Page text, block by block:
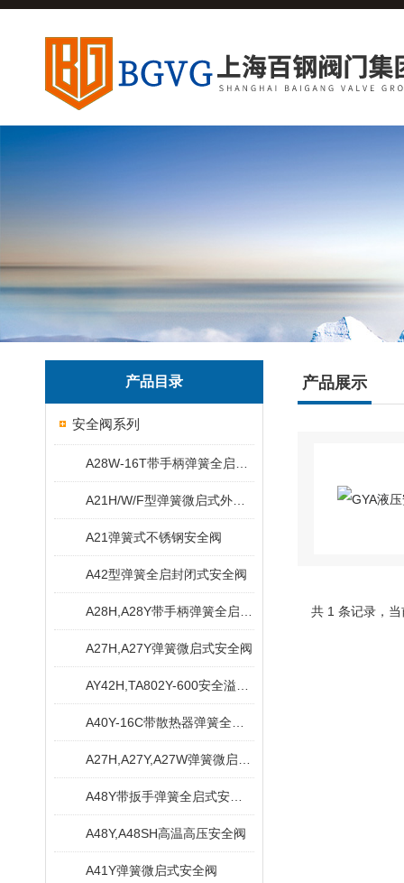
产品目录
安全阀系列
A21弹簧式不锈钢安全阀
A42型弹簧全启封闭式安全阀
A27H,A27Y弹簧微启式安全阀
A48Y,A48SH高温高压安全阀
A41Y弹簧微启式安全阀
产品展示
共 1 条记录，